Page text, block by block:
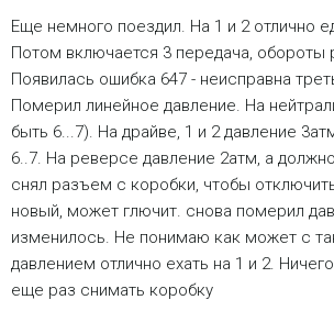
Еще немного поездил. На 1 и 2 отлично
Потом включается 3 передача, обороты
Появилась ошибка 647 - неисправна
Померил линейное давление. На
быть 6...7). На драйве, 1 и 2 давление
6..7. На реверсе давление 2атм, а
снял разъем с коробки, чтобы
новый, может глючит. снова померил
изменилось. Не понимаю как может с
давлением отлично ехать на 1 и 2.
еще раз снимать коробку